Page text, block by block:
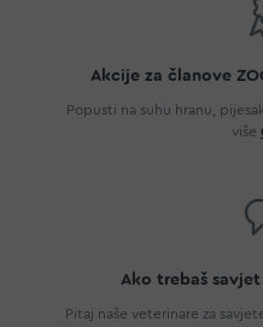
Akcije za članove
Popusti na suhu hranu,
više
Ako trebaš
Pitaj naše veterinare za